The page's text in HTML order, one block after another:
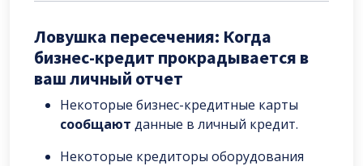
Ловушка пересечения: Когда
бизнес-кредит прокрадывается в
ваш личный отчет
Некоторые бизнес-кредитные карты
сообщают данные в личный кредит.
Некоторые кредиторы оборудования